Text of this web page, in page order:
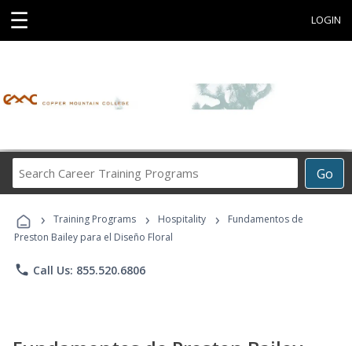
☰ LOGIN
Go
Career
Programs
› Training Programs › Hospitality ›
Fundamentos de
Preston Bailey para el Diseño Floral
phone Call Us: 855.520.6806